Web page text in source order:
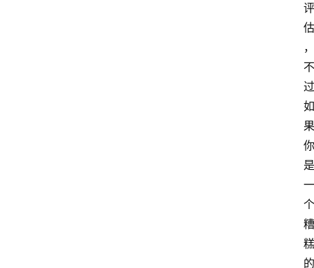
评
估
，
不
过
如
果
你
是
一
个
糟
糕
的